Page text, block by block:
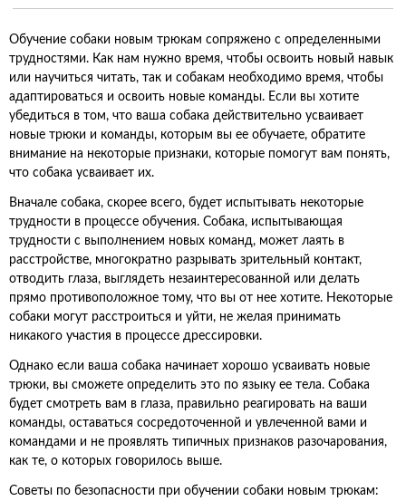
Обучение собаки новым трюкам сопряжено с определенными
трудностями. Как нам нужно время, чтобы освоить новый навык
или научиться читать, так и собакам необходимо время, чтобы
адаптироваться и освоить новые команды. Если вы хотите
убедиться в том, что ваша собака действительно усваивает
новые трюки и команды, которым вы ее обучаете, обратите
внимание на некоторые признаки, которые помогут вам понять,
что собака усваивает их.
Вначале собака, скорее всего, будет испытывать некоторые
трудности в процессе обучения. Собака, испытывающая
трудности с выполнением новых команд, может лаять в
расстройстве, многократно разрывать зрительный контакт,
отводить глаза, выглядеть незаинтересованной или делать
прямо противоположное тому, что вы от нее хотите. Некоторые
собаки могут расстроиться и уйти, не желая принимать
никакого участия в процессе дрессировки.
Однако если ваша собака начинает хорошо усваивать новые
трюки, вы сможете определить это по языку ее тела. Собака
будет смотреть вам в глаза, правильно реагировать на ваши
команды, оставаться сосредоточенной и увлеченной вами и
командами и не проявлять типичных признаков разочарования,
как те, о которых говорилось выше.
Советы по безопасности при обучении собаки новым трюкам: